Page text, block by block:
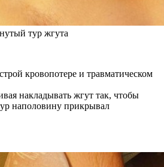
тур жгута
накладывать жгут так, чтобы
наполовину прикрывал